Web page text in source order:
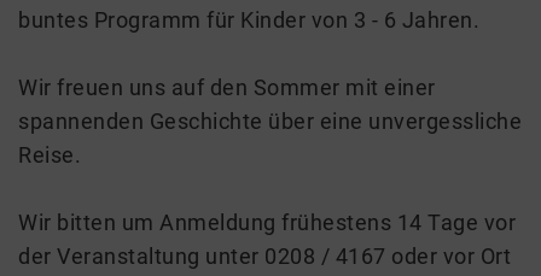
buntes Programm für Kinder von 3 - 6 Jahren.
Wir freuen uns auf den Sommer mit einer
spannenden Geschichte über eine unvergessliche
Reise.
Wir bitten um Anmeldung frühestens 14 Tage vor
der Veranstaltung unter 0208 / 4167 oder vor Ort